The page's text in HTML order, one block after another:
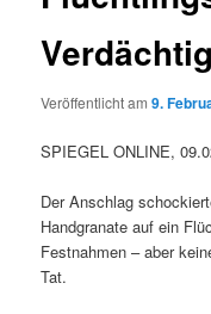
Veröffentlicht am9.
SPIEGEL ONLINE,
Der Anschlag
Handgranate auf ein
Festnahmen – aber
Tat.